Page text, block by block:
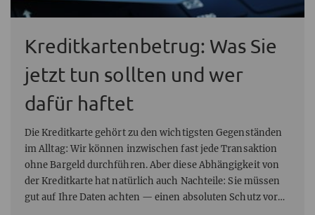
Kreditkartenbetrug: Was Sie
jetzt tun sollten und wer
dafür haftet
Die Kreditkarte gehört zu den wichtigsten Gegenständen
im Alltag: Wir können inzwischen fast jede Transaktion
ohne Bargeld durchführen. Aber diese Abhängigkeit von
der Kreditkarte hat natürlich auch Nachteile: Sie müssen
gut auf Ihre Daten achten — einen absoluten Schutz vor